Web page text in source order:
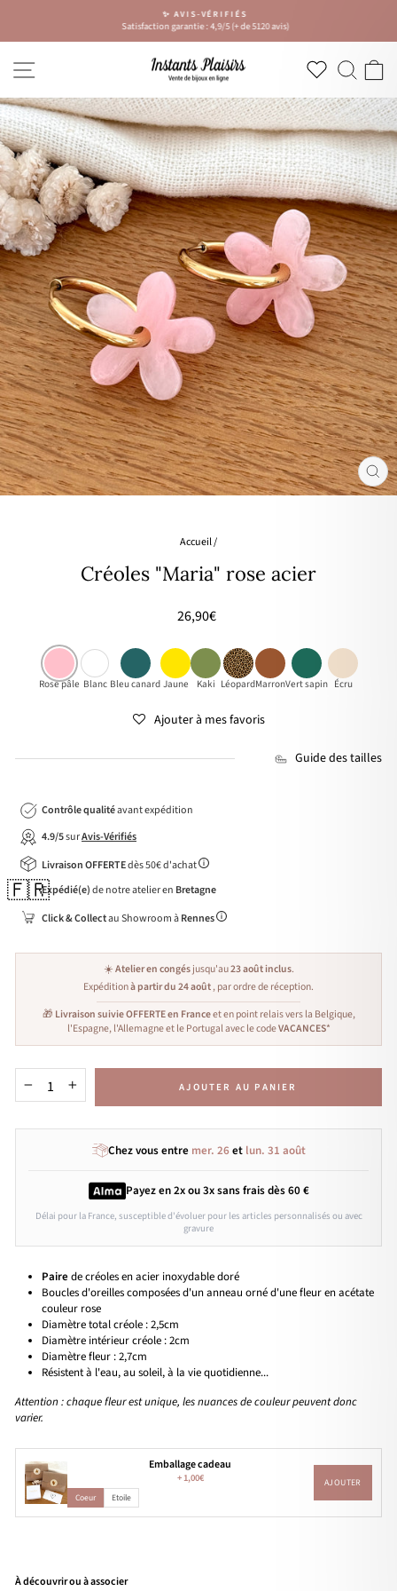
contenu
Diaporama
Pause
✨ AVIS-VÉRIFIÉS
Satisfaction garantie : 4,9/5 (+ de 5120 avis)
Accueil/
Créoles "Maria" rose acier
Prix
26,90€
Rose pâle Blanc Bleu canard Jaune Kaki LéopardMarronVert sapin Écru
Ajouter à mes favoris
Guide des tailles
Contrôle qualitéavant expédition
4.9/5surAvis-Vérifiés
Livraison OFFERTEdès 50€ d'achat
🇫🇷Expédié(e)de notre atelier en Bretagne
Click & Collectau Showroom àRennes
☀️Atelier en congésjusqu'au23 août inclus.
Expéditionà partir du 24 août, par ordre de réception.
🎁 Livraison suivie OFFERTE en Franceet en point relais vers la Belgique,
l'Espagne, l'Allemagne et le Portugal avec le codeVACANCES*
+ AJOUTER AU PANIER
Chez vous entre mer. 26et lun. 31 août
Payez en 2x ou 3xsans fraisdès 60 €
Délai pour la France, susceptible d'évoluer pour les articles personnalisés ou avec
gravure
Paire de créoles en acier inoxydable doré
Boucles d'oreilles composées d'un anneau orné d'une fleur en acétate
couleur rose
Diamètre total créole : 2,5cm
Diamètre intérieur créole : 2cm
Diamètre fleur : 2,7cm
Résistent à l'eau, au soleil, à la vie quotidienne...
Attention : chaque fleur est unique, les nuances de couleur peuvent donc
varier.
Emballage cadeau
+1,00€
Coeur Etoile
AJOUTER
À découvrir ou à associer